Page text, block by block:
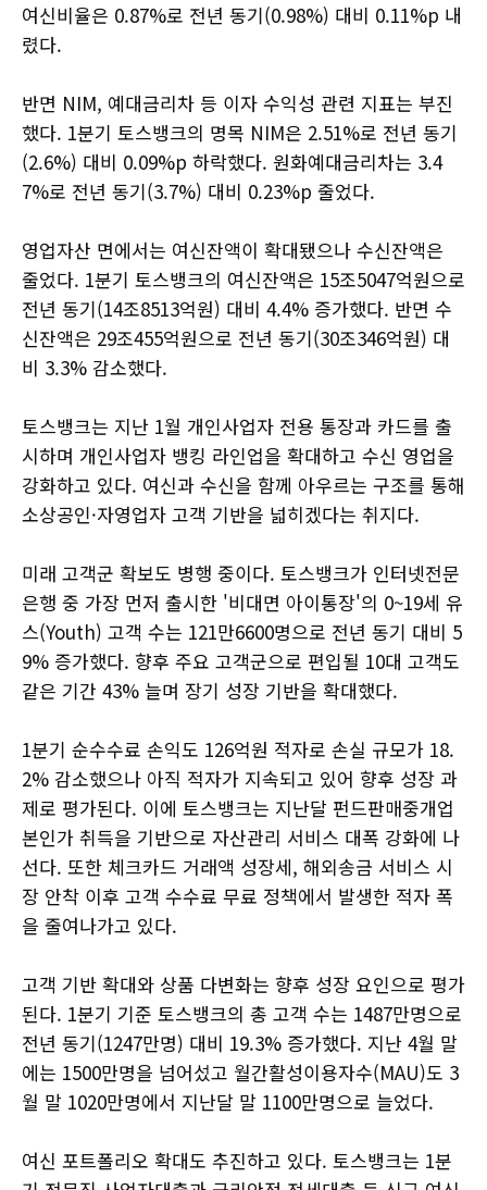
여신비율은 0.87%로 전년 동기(0.98%) 대비 0.11%p 내
렸다.
반면 NIM, 예대금리차 등 이자 수익성 관련 지표는 부진
했다. 1분기 토스뱅크의 명목 NIM은 2.51%로 전년 동기
(2.6%) 대비 0.09%p 하락했다. 원화예대금리차는 3.4
7%로 전년 동기(3.7%) 대비 0.23%p 줄었다.
영업자산 면에서는 여신잔액이 확대됐으나 수신잔액은
줄었다. 1분기 토스뱅크의 여신잔액은 15조5047억원으로
전년 동기(14조8513억원) 대비 4.4% 증가했다. 반면 수
신잔액은 29조455억원으로 전년 동기(30조346억원) 대
비 3.3% 감소했다.
토스뱅크는 지난 1월 개인사업자 전용 통장과 카드를 출
시하며 개인사업자 뱅킹 라인업을 확대하고 수신 영업을
강화하고 있다. 여신과 수신을 함께 아우르는 구조를 통해
소상공인·자영업자 고객 기반을 넓히겠다는 취지다.
미래 고객군 확보도 병행 중이다. 토스뱅크가 인터넷전문
은행 중 가장 먼저 출시한 '비대면 아이통장'의 0~19세 유
스(Youth) 고객 수는 121만6600명으로 전년 동기 대비 5
9% 증가했다. 향후 주요 고객군으로 편입될 10대 고객도
같은 기간 43% 늘며 장기 성장 기반을 확대했다.
1분기 순수수료 손익도 126억원 적자로 손실 규모가 18.
2% 감소했으나 아직 적자가 지속되고 있어 향후 성장 과
제로 평가된다. 이에 토스뱅크는 지난달 펀드판매중개업
본인가 취득을 기반으로 자산관리 서비스 대폭 강화에 나
선다. 또한 체크카드 거래액 성장세, 해외송금 서비스 시
장 안착 이후 고객 수수료 무료 정책에서 발생한 적자 폭
을 줄여나가고 있다.
고객 기반 확대와 상품 다변화는 향후 성장 요인으로 평가
된다. 1분기 기준 토스뱅크의 총 고객 수는 1487만명으로
전년 동기(1247만명) 대비 19.3% 증가했다. 지난 4월 말
에는 1500만명을 넘어섰고 월간활성이용자수(MAU)도 3
월 말 1020만명에서 지난달 말 1100만명으로 늘었다.
여신 포트폴리오 확대도 추진하고 있다. 토스뱅크는 1분